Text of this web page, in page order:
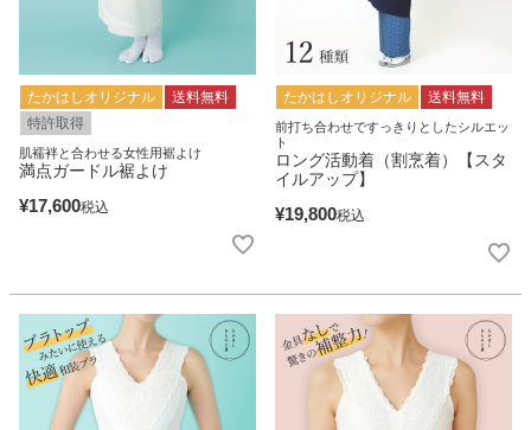
たかはしオリジナル
送料無料
特許取得
肌襦袢と合わせる女性用裾よけ
満点ガードル裾よけ
¥17,600税込
たかはしオリジナル 送料無料
前打ち合わせですっきりとしたシルエッ
ト
ロング活動着（割烹着）【スタ
イルアップ】
¥19,800税込